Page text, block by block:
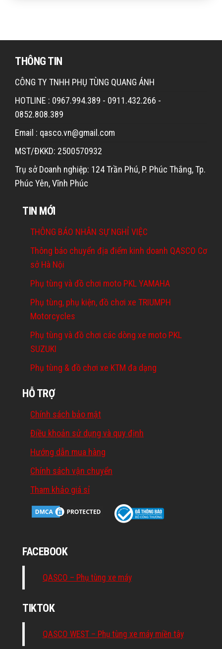
THÔNG TIN
CÔNG TY TNHH PHỤ TÙNG QUANG ÁNH
HOTLINE : 0967.994.389 - 0911.432.266 -
0852.808.389
Email : qasco.vn@gmail.com
MST/ĐKKD: 2500570932
Trụ sở Doanh nghiệp: 124 Trần Phú, P. Phúc Thắng, Tp.
Phúc Yên, Vĩnh Phúc
TIN MỚI
THÔNG BÁO NHÂN SỰ NGHỈ VIỆC
Thông báo chuyển địa điểm kinh doanh QASCO Cơ
sở Hà Nội
Phụ tùng và đồ chơi moto PKL YAMAHA
Phụ tùng, phụ kiện, đồ chơi xe TRIUMPH
Motorcycles
Phụ tùng và đồ chơi các dòng xe moto PKL
SUZUKI
Phụ tùng & đồ chơi xe KTM đa dạng
HỖ TRỢ
Chính sách bảo mật
Điều khoản sử dụng và quy định
Hướng dẫn mua hàng
Chính sách vận chuyển
Tham khảo giá sỉ
FACEBOOK
QASCO – Phụ tùng xe máy
TIKTOK
QASCO WEST – Phụ tùng xe máy miền tây